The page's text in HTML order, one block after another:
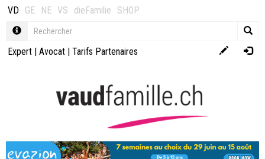
VD GE NE VS dieFamilie SHOP
Expert | Avocat | Tarifs Partenaires